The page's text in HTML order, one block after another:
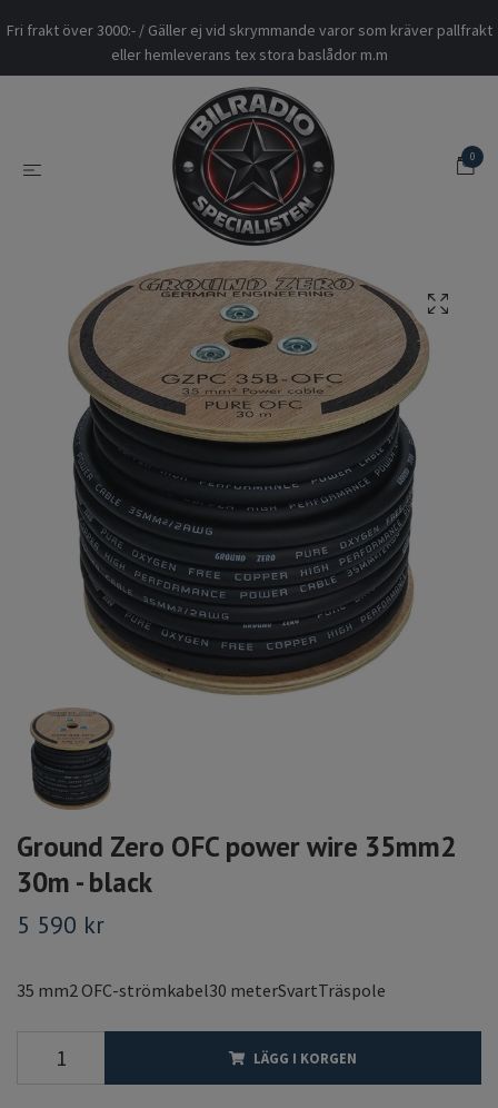
Fri frakt över 3000:- / Gäller ej vid skrymmande varor som kräver pallfrakt
eller hemleverans tex stora baslådor m.m
0
Ground Zero OFC power wire 35mm2
30m - black
5 590 kr
35 mm2 OFC-strömkabel30 meterSvartTräspole
LÄGG I KORGEN